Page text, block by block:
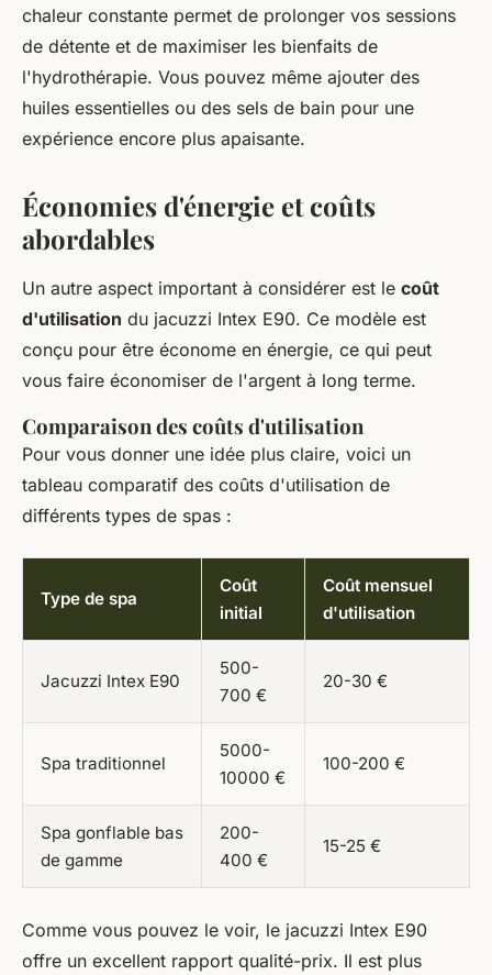
chaleur constante permet de prolonger vos sessions
de détente et de maximiser les bienfaits de
l'hydrothérapie. Vous pouvez même ajouter des
huiles essentielles ou des sels de bain pour une
expérience encore plus apaisante.
Économies d'énergie et coûts
abordables
Un autre aspect important à considérer est le coût
d'utilisation du jacuzzi Intex E90. Ce modèle est
conçu pour être économe en énergie, ce qui peut
vous faire économiser de l'argent à long terme.
Comparaison des coûts d'utilisation
Pour vous donner une idée plus claire, voici un
tableau comparatif des coûts d'utilisation de
différents types de spas :
Type de spa
Coût
initial
Coût mensuel
d'utilisation
Jacuzzi Intex E90
500-
700 €
20-30 €
Spa traditionnel
5000-
10000 €
100-200 €
Spa gonflable bas
de gamme
200-
400 €
15-25 €
Comme vous pouvez le voir, le jacuzzi Intex E90
offre un excellent rapport qualité-prix. Il est plus